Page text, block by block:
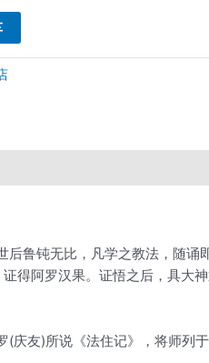
鲁钝无比，凡学之教法，随诵
得阿罗汉果。证悟之后，具大
庆友)所说《法住记》，将师列